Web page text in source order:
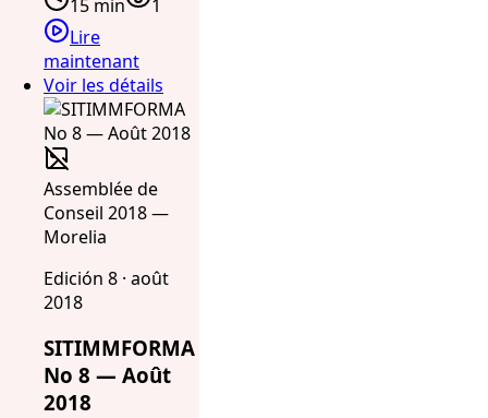
15 min
1
Lire
maintenant
Voir les détails
Assemblée de
Conseil 2018 —
Morelia
Edición 8 · août
2018
SITIMMFORMA
No 8 — Août
2018